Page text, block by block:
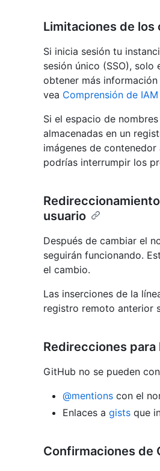
Limitaciones de los
Si inicia sesión tu
sesión único (SSO),
obtener más
vea Comprensión de
Si el espacio de
almacenadas en un
imágenes de
podrías interrumpir los
usuario
Después de cambiar el
seguirán funcionando.
el cambio.
Las inserciones de la
registro remoto anterior
Redirecciones
GitHub no se pueden
@mentions con el
Enlaces a gists que
Confirmaciones de